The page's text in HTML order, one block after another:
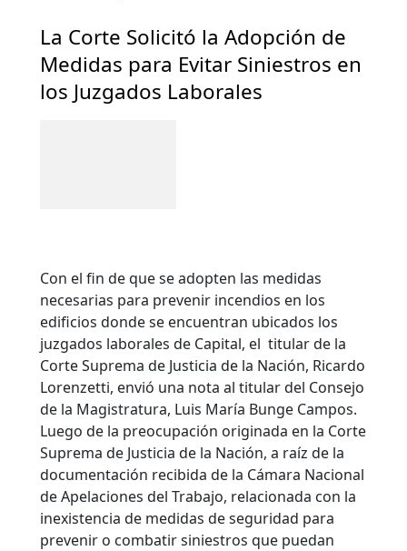
La Corte Solicitó la Adopción de
Medidas para Evitar Siniestros en
los Juzgados Laborales
Con el fin de que se adopten las medidas
necesarias para prevenir incendios en los
edificios donde se encuentran ubicados los
juzgados laborales de Capital, el titular de la
Corte Suprema de Justicia de la Nación, Ricardo
Lorenzetti, envió una nota al titular del Consejo
de la Magistratura, Luis María Bunge Campos.
Luego de la preocupación originada en la Corte
Suprema de Justicia de la Nación, a raíz de la
documentación recibida de la Cámara Nacional
de Apelaciones del Trabajo, relacionada con la
inexistencia de medidas de seguridad para
prevenir o combatir siniestros que puedan